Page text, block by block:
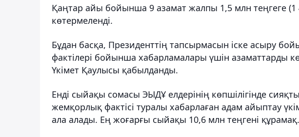
Қаңтар айы бойынша 9 азамат жалпы 1,5 млн теңгеге (1
көтермеленді.
Бұдан басқа, Президенттің тапсырмасын іске асыру
фактілері бойынша хабарламалары үшін азаматтарды
Үкімет Қаулысы қабылданды.
Енді сыйақы сомасы ЭЫДҰ елдерінің көпшілігінде
жемқорлық фактісі туралы хабарлаған адам айыптау
ала алады. Ең жоғарғы сыйақы 10,6 млн теңгені құрамақ.